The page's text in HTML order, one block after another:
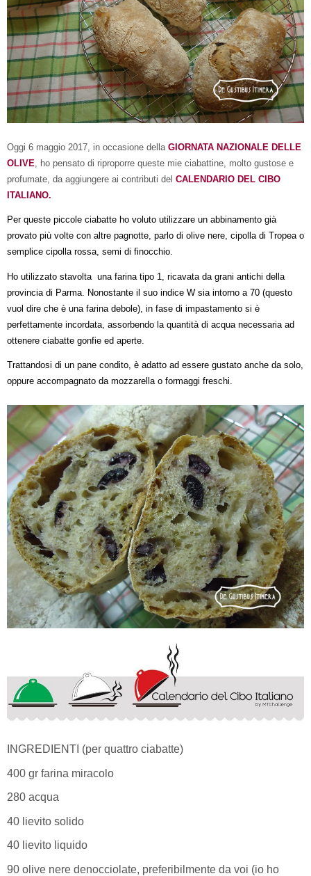
Oggi 6 maggio 2017, in occasione della GIORNATA NAZIONALE DELLE
OLIVE , ho pensato di riproporre queste mie ciabattine, molto gustose e
profumate, da aggiungere ai contributi del CALENDARIO DEL CIBO
ITALIANO.
Per queste piccole ciabatte ho voluto utilizzare un abbinamento già
provato più volte con altre pagnotte, parlo di olive nere, cipolla di Tropea o
semplice cipolla rossa, semi di finocchio.
Ho utilizzato stavolta una farina tipo 1, ricavata da grani antichi della
provincia di Parma. Nonostante il suo indice W sia intorno a 70 (questo
vuol dire che è una farina debole), in fase di impastamento si è
perfettamente incordata, assorbendo la quantità di acqua necessaria ad
ottenere ciabatte gonfie ed aperte.
Trattandosi di un pane condito, è adatto ad essere gustato anche da solo,
oppure accompagnato da mozzarella o formaggi freschi.
INGREDIENTI (per quattro ciabatte)
400 gr farina miracolo
280 acqua
40 lievito solido
40 lievito liquido
90 olive nere denocciolate, preferibilmente da voi (io ho